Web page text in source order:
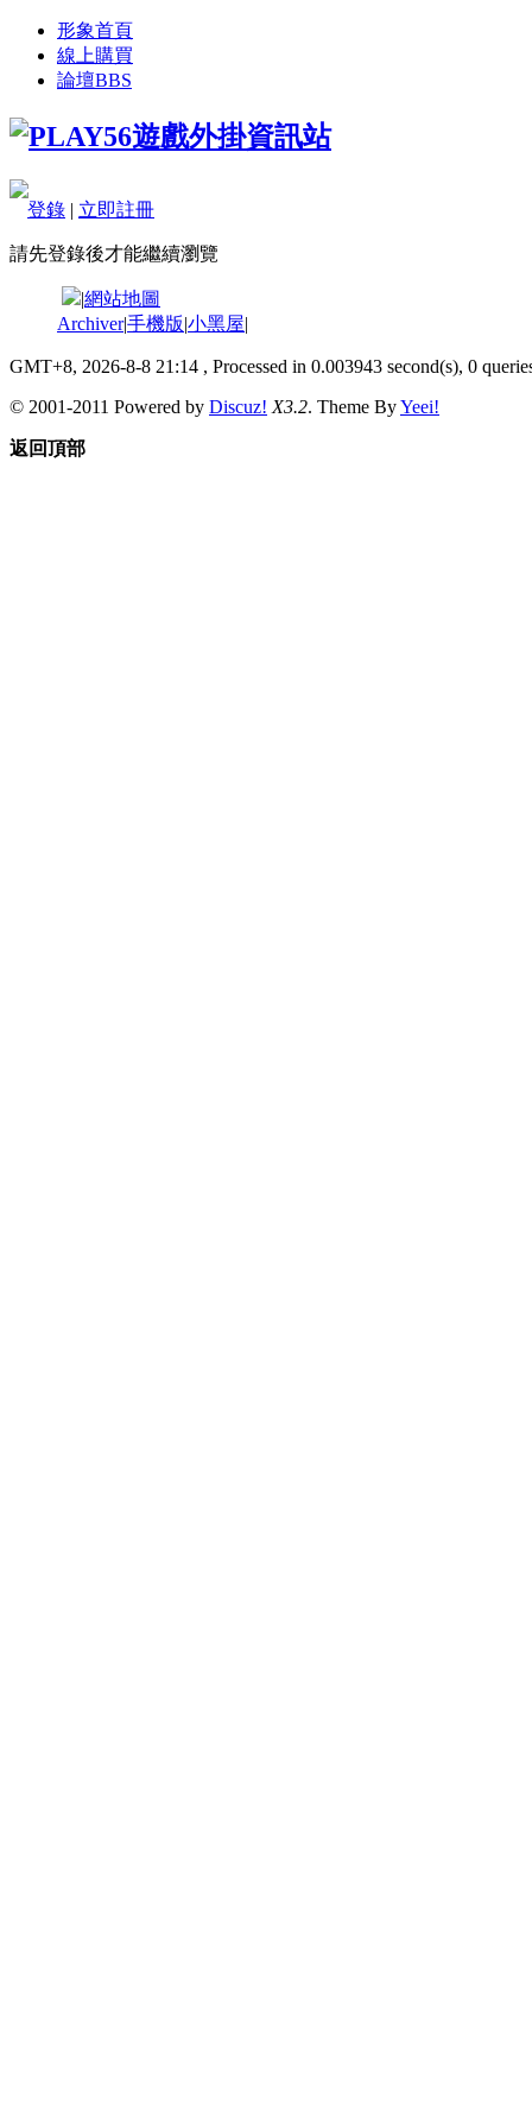
形象首頁
線上購買
論壇BBS
登錄 | 立即註冊
請先登錄後才能繼續瀏覽
|網站地圖
Archiver|手機版|小黑屋|
GMT+8, 2026-8-8 21:14 , Processed in 0.003943 second(s), 0
© 2001-2011 Powered by Discuz! X3.2. Theme ByYeei!
返回頂部